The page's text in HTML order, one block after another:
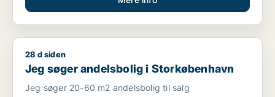
Jeg søger andelsbolig i Storkøbenhavn
28 d siden
Jeg søger andelsbolig i Storkøbenhavn
Jeg søger 20-60 m2 andelsbolig til salg